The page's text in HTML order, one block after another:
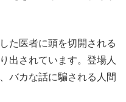
た医者に頭を切開される
出されています。登場人
バカな話に騙される人間